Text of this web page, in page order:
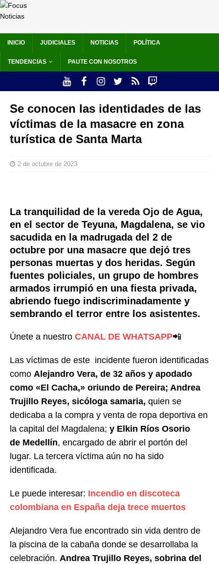
INICIO JUDICIALES NOTICIAS POLÍTICA
TENDENCIAS PAUTE CON NOSOTROS
Se conocen las identidades de las
víctimas de la masacre en zona
turística de Santa Marta
2 de octubre de 2023
La tranquilidad de la vereda Ojo de Agua,
en el sector de Teyuna, Magdalena, se vio
sacudida en la madrugada del 2 de
octubre por una masacre que dejó tres
personas muertas y dos heridas. Según
fuentes policiales, un grupo de hombres
armados irrumpió en una fiesta privada,
abriendo fuego indiscriminadamente y
sembrando el terror entre los asistentes.
Únete a nuestro CANAL DE WHATSAPP📲
Las víctimas de este incidente fueron identificadas
como Alejandro Vera, de 32 años y apodado
como «El Cacha,» oriundo de Pereira; Andrea
Trujillo Reyes, sicóloga samaria, quien se
dedicaba a la compra y venta de ropa deportiva en
la capital del Magdalena; y Elkin Ríos Osorio
de Medellín, encargado de abrir el portón del
lugar. La tercera víctima aún no ha sido
identificada.
Le puede interesar: Incendio en discoteca
colombiana en España deja trece muertos
Alejandro Vera fue encontrado sin vida dentro de
la piscina de la cabaña donde se desarrollaba la
celebración. Andrea Trujillo Reyes, sobrina del